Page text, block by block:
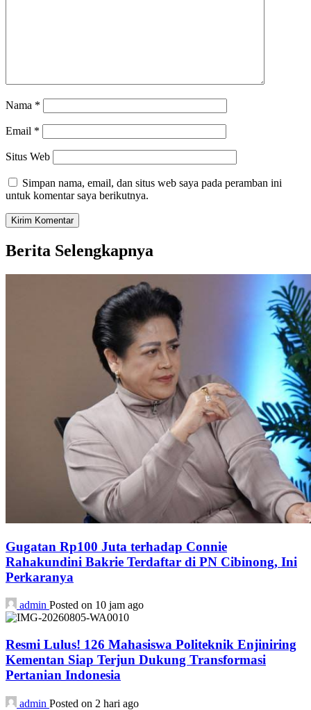
Nama *
Email *
Situs Web
Simpan nama, email, dan situs web saya pada peramban ini
untuk komentar saya berikutnya.
Berita Selengkapnya
Gugatan Rp100 Juta terhadap Connie
Rahakundini Bakrie Terdaftar di PN Cibinong, Ini
Perkaranya
admin Posted on 10 jam ago
Resmi Lulus! 126 Mahasiswa Politeknik Enjiniring
Kementan Siap Terjun Dukung Transformasi
Pertanian Indonesia
admin Posted on 2 hari ago